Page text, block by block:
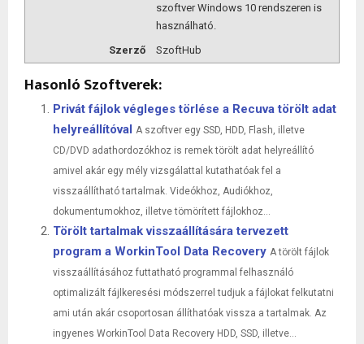
szoftver Windows 10 rendszeren is
használható.
Szerző
SzoftHub
Hasonló Szoftverek:
Privát fájlok végleges törlése a Recuva törölt adat
helyreállítóval A szoftver egy SSD, HDD, Flash, illetve
CD/DVD adathordozókhoz is remek törölt adat helyreállító
amivel akár egy mély vizsgálattal kutathatóak fel a
visszaállítható tartalmak. Videókhoz, Audiókhoz,
dokumentumokhoz, illetve tömörített fájlokhoz...
Törölt tartalmak visszaállítására tervezett
program a WorkinTool Data Recovery A törölt fájlok
visszaállításához futtatható programmal felhasználó
optimalizált fájlkeresési módszerrel tudjuk a fájlokat felkutatni
ami után akár csoportosan állíthatóak vissza a tartalmak. Az
ingyenes WorkinTool Data Recovery HDD, SSD, illetve...